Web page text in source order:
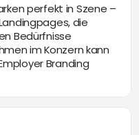
perfekt in Szene –
die
Bedürfnisse
im Konzern kann
Branding